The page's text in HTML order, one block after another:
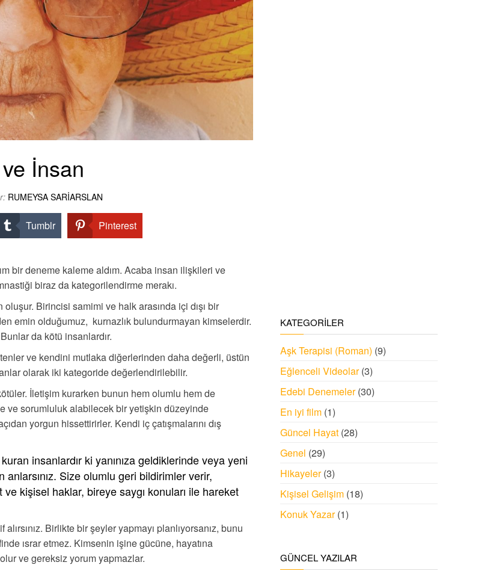
İnsan
RUMEYSA SARIARSLAN
Tumblr Pinterest
bir deneme kaleme aldım. Acaba insan ilişkileri ve
biraz da kategorilendirme merakı.
Birincisi samimi ve halk arasında içi dışı bir
emin olduğumuz, kurnazlık bulundurmayan kimselerdir.
da kötü insanlardır.
ve kendini mutlaka diğerlerinden daha değerli, üstün
olarak iki kategoride değerlendirilebilir.
İletişim kurarken bunun hem olumlu hem de
ve sorumluluk alabilecek bir yetişkin düzeyinde
yorgun hissettirirler. Kendi iç çatışmalarını dış
insanlardır ki yanınıza geldiklerinde veya yeni
anlarsınız. Size olumlu geri bildirimler verir,
ve kişisel haklar, bireye saygı konuları ile hareket
Birlikte bir şeyler yapmayı planlıyorsanız, bunu
ısrar etmez. Kimsenin işine gücüne, hayatına
ve gereksiz yorum yapmazlar.
KATEGORILER
Aşk Terapisi (Roman) (9)
Eğlenceli Videolar(3)
Edebi Denemeler(30)
En iyi film(1)
Güncel Hayat(28)
Genel (29)
Hikayeler(3)
Kişisel Gelişim(18)
Konuk Yazar(1)
GÜNCEL YAZILAR